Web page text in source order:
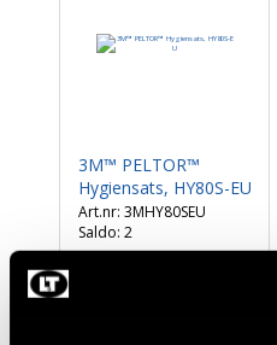
3M™ PELTOR™
Hygiensats, HY80S-EU
3MHY80SEU
Saldo: 2